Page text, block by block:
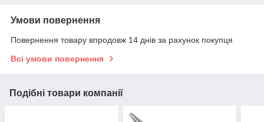
Умови повернення
Повернення товару впродовж 14 днів за рахунок покупця
Всі умови повернення
Подібні товари компанії